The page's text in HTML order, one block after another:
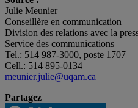
Julie Meunier
Conseillère en communication
Division des relations avec la
Service des communications
Tel.: 514 987-3000, poste 1707
Cell.: 514 895-0134
meunier.julie@uqam.ca
Partagez